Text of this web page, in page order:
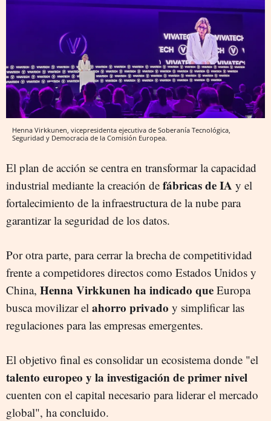
Henna Virkkunen, vicepresidenta ejecutiva de Soberanía Tecnológica,
Seguridad y Democracia de la Comisión Europea.
El plan de acción se centra en transformar la capacidad
industrial mediante la creación de fábricas de IA y el
fortalecimiento de la infraestructura de la nube para
garantizar la seguridad de los datos.
Por otra parte, para cerrar la brecha de competitividad
frente a competidores directos como Estados Unidos y
China, Henna Virkkunen ha indicado que Europa
busca movilizar el ahorro privado y simplificar las
regulaciones para las empresas emergentes.
El objetivo final es consolidar un ecosistema donde "el
talento europeo y la investigación de primer nivel
cuenten con el capital necesario para liderar el mercado
global", ha concluido.